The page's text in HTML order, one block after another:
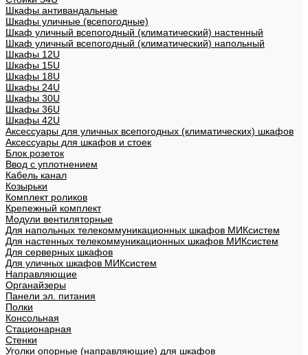
Шкафы антивандальные
Шкафы уличные (всепогодные)
Шкаф уличный всепогодный (климатический) настенный
Шкаф уличный всепогодный (климатический) напольный
Шкафы 12U
Шкафы 15U
Шкафы 18U
Шкафы 24U
Шкафы 30U
Шкафы 36U
Шкафы 42U
Аксессуары для уличных всепогодных (климатических) шкафов
Аксессуары для шкафов и стоек
Блок розеток
Ввод с уплотнением
Кабель канал
Козырьки
Комплект роликов
Крепежный комплект
Модули вентиляторные
Для напольных телекоммуникационных шкафов МИКсистем
Для настенных телекоммуникационных шкафов МИКсистем
Для серверных шкафов
Для уличных шкафов МИКсистем
Направляющие
Органайзеры
Панели эл. питания
Полки
Консольная
Стационарная
Стенки
Уголки опорные (направляющие) для шкафов